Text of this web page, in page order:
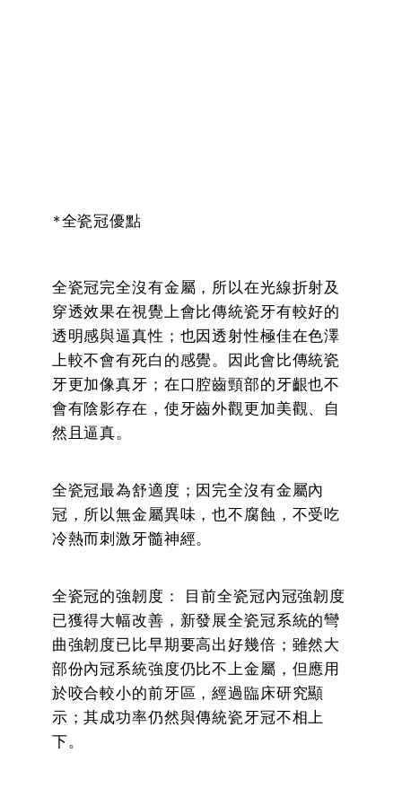
*全瓷冠優點
全瓷冠完全沒有金屬，所以在光線折射及
穿透效果在視覺上會比傳統瓷牙有較好的
透明感與逼真性；也因透射性極佳在色澤
上較不會有死白的感覺。因此會比傳統瓷
牙更加像真牙；在口腔齒頸部的牙齦也不
會有陰影存在，使牙齒外觀更加美觀、自
然且逼真。
全瓷冠最為舒適度；因完全沒有金屬內
冠，所以無金屬異味，也不腐蝕，不受吃
冷熱而刺激牙髓神經。
全瓷冠的強韌度： 目前全瓷冠內冠強韌度
已獲得大幅改善，新發展全瓷冠系統的彎
曲強韌度已比早期要高出好幾倍；雖然大
部份內冠系統強度仍比不上金屬，但應用
於咬合較小的前牙區，經過臨床研究顯
示；其成功率仍然與傳統瓷牙冠不相上
下。